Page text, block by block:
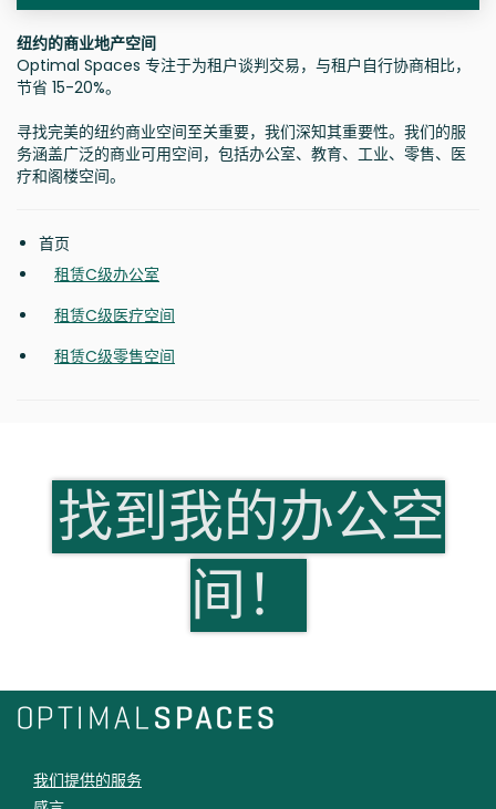
纽约的商业地产空间
Optimal Spaces 专注于为租户谈判交易，与租户自行协商相比，
节省 15-20%。
寻找完美的纽约商业空间至关重要，我们深知其重要性。我们的服
务涵盖广泛的商业可用空间，包括办公室、教育、工业、零售、医
疗和阁楼空间。
首页
租赁C级办公室
租赁C级医疗空间
租赁C级零售空间
找到我的办公空
间！
我们提供的服务